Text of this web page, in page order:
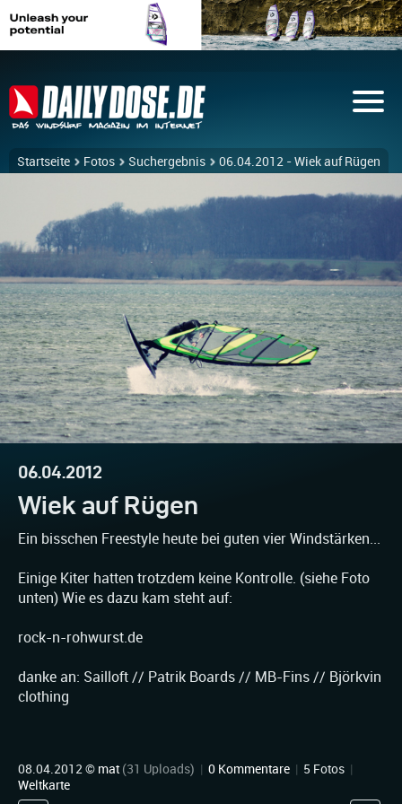
Startseite Fotos Suchergebnis 06.04.2012 - Wiek auf Rügen
06.04.2012
Wiek auf Rügen
Ein bisschen Freestyle heute bei guten vier Windstärken...
Einige Kiter hatten trotzdem keine Kontrolle. (siehe Foto
unten) Wie es dazu kam steht auf:
rock-n-rohwurst.de
danke an: Sailloft // Patrik Boards // MB-Fins // Björkvin
clothing
08.04.2012 © mat (31 Uploads) | 0 Kommentare | 5 Fotos |
Weltkarte